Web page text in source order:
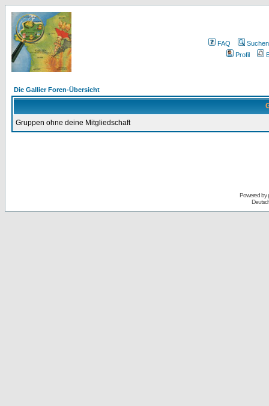
FAQ
Suchen
Profil
Die Gallier Foren-Übersicht
Gruppen ohne deine Mitgliedschaft
Powered by